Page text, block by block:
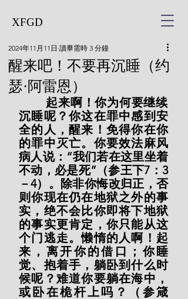
XFGD
醒来吧！不要再沉睡（约
瑟·阿雷恩）
2024年11月11日 讀畢需時 3 分鐘
沉睡呢？你这在罪中感到安
全的人，醒来！免得你在你
的罪中灭亡。你要效法麻风
病人说：“我们若在这里坐着
不动，必是死”（参王下7：3
－4）。除非你悔改归正，否
则你现在仍在地狱之外的事
实，绝不会比你即将下地狱
的事实更肯定，你只能从这
个门逃走。懒惰的人啊！起
来，离开你的借口；你睡
觉、抱着手，躺卧到什么时
候呢？难道你要躺在海中，
或卧在桅杆上吗？（参箴